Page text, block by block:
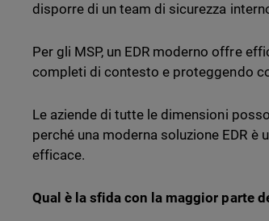
disporre di un team di sicurezza
Per gli MSP, un EDR moderno offre
completi di contesto e proteggendo
Le aziende di tutte le dimensioni
perché una moderna soluzione EDR
efficace.
Qual è la sfida con la maggior parte